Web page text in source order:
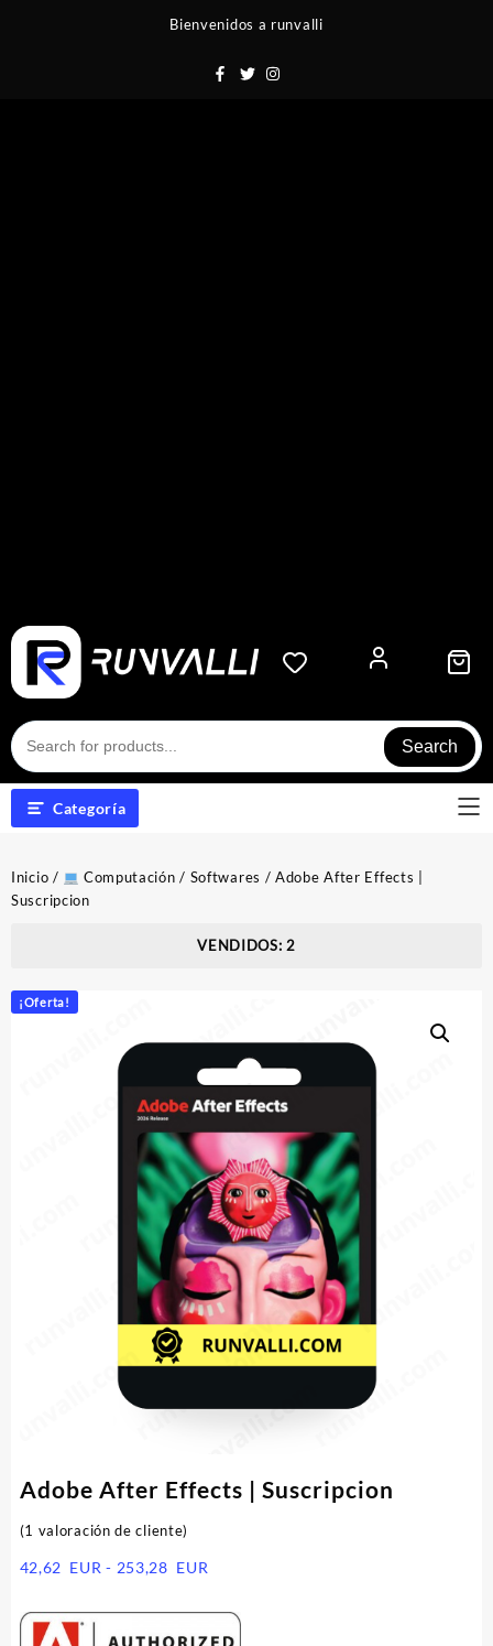
Bienvenidos a runvalli
Search
Categoría
Inicio / Computación / Softwares / Adobe After Effects |
Suscripcion
VENDIDOS: 2
¡Oferta!
Adobe After Effects | Suscripcion
(1 valoración de cliente)
42,62 EUR - 253,28 EUR
precios:
desde